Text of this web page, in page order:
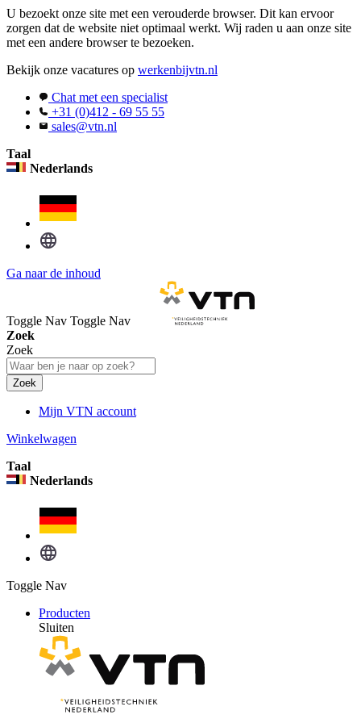
U bezoekt onze site met een verouderde browser. Dit kan ervoor
zorgen dat de website niet optimaal werkt. Wij raden u aan onze site
met een andere browser te bezoeken.
Bekijk onze vacatures op werkenbijvtn.nl
Chat met een specialist
+31 (0)412 - 69 55 55
sales@vtn.nl
Taal
Nederlands
Ga naar de inhoud
Toggle Nav Toggle Nav
Zoek
Zoek
Zoek
Mijn VTN account
Winkelwagen
Taal
Nederlands
Toggle Nav
Producten
Sluiten